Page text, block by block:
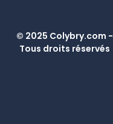
© 2025 Colybry.com -
Tous droits réservés